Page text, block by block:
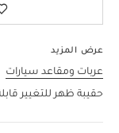
عرض المزيد
عربات ومقاعد سيارات
حقيبة ظهر للتغيير